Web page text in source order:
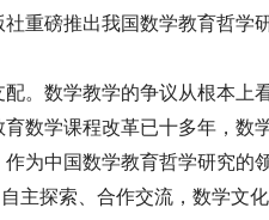
重磅推出我国数学教育哲学
。数学教学的争议从根本上
数学课程改革已十多年，数
为中国数学教育哲学研究的
主探索、合作交流，数学文